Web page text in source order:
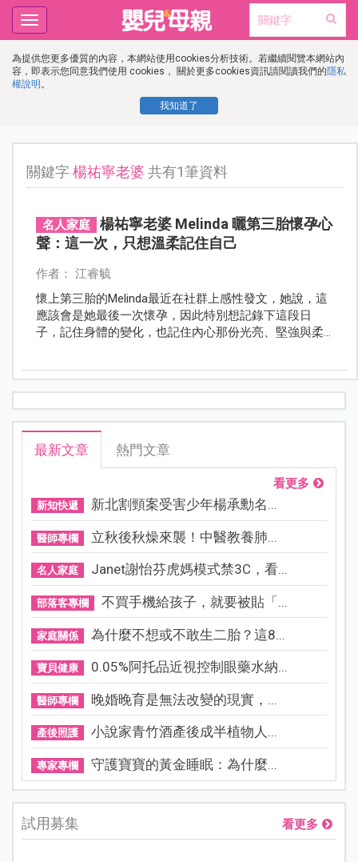
為提供您更多優質的內容，本網站使用cookies分析技術。若繼續閱覽本網站內
容，即表示您同意我們使用 cookies， 關於更多cookies資訊請閱讀我們的隱私
權說明 。
我知道了
Toggle
navigation
關鍵字楊祐寧老婆共有1筆資料
名人家庭
楊祐寧老婆 Melinda 曬第三胎懷孕心
聲：這一次，只想溫柔記住自己
作者： 江睿毓
懷上第三胎的Melinda最近在社群上感性發文，她說，這
應該會是她最後一次懷孕，因此特別想記錄下這段日
子，記住身體的變化，也記住內心那份光亮、堅強與柔
最新文章 熱門文章
看更多
新知快遞 新北割頸案受害少年楊承勳名...
醫師專欄 立秋後秋燥來襲！中醫教養肺...
名人家庭 Janet謝怡芬虎媽模式禁3C，看...
部落客專欄 不買手機給孩子，就要被貼「...
家庭關係 為什麼不想或不敢生二胎？這8...
寶貝健康 0.05%阿托品近視控制眼藥水納...
醫師專欄 晚婚晚育是無法改變的現實，...
產後照護 小說家青竹酒產後成半植物人...
專家專欄 守護寶寶的黃金睡眠：為什麼...
試用募集 看更多